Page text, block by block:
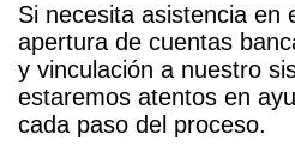
Si necesita asistencia en
apertura de cuentas
y vinculación a nuestro
estaremos atentos en
cada paso del proceso.